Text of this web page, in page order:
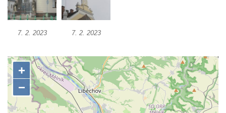
Obecní dům v Semilech
Fara u kostela svatých Petra a Pavla ve
Žluticích
Fuchsova vila v České Kamenici
Robert Fuchs, papírna v České Kamenici
7. 2. 2023 7. 2. 2023